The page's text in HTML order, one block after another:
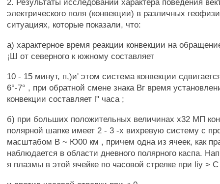
2. Результаты исследований характера поведения
электрического поля (конвекции) в различных
ситуациях, которые показали, что:
а) характерное время реакции конвекции на
¡Ш от северного к южному составляет
10 - 15 минут, п,)и' этом система конвекции
6°-7° , при обратной смене знака Вг время
конвекции составляет l" часа ;
б) при больших положительных величинах х32 МП
полярной шапке имеет 2 - 3 -х вихревую систему с
масштабом В ~ Ю00 км , причем одна из ячеек, как
наблюдается в области дневного полярного каспа.
я плазмы в этой ячейке по часовой стрелке при liy > С